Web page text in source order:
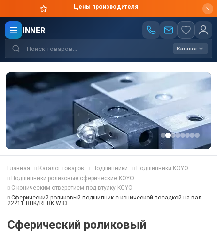
Цены производителя
INNER
Каталог
Главная Каталог товаров Подшипники
Подшипники KOYO
Подшипники роликовые сферические KOYO
С коническим отверстием под втулку KOYO
Сферический роликовый подшипник с конической посадкой на вал
22211 RHK/RHRK W33
Сферический роликовый